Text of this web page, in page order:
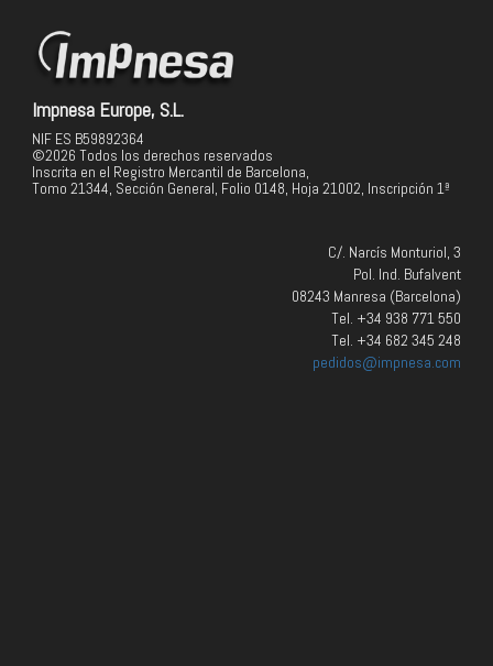
Impnesa Europe, S.L.
NIF ES B59892364
©2026 Todos los derechos reservados
Inscrita en el Registro Mercantil de Barcelona,
Tomo 21344, Sección General, Folio 0148, Hoja 21002, Inscripción 1ª
C/. Narcís Monturiol, 3
Pol. Ind. Bufalvent
08243 Manresa (Barcelona)
Tel. +34 938 771 550
Tel. +34 682 345 248
pedidos@impnesa.com